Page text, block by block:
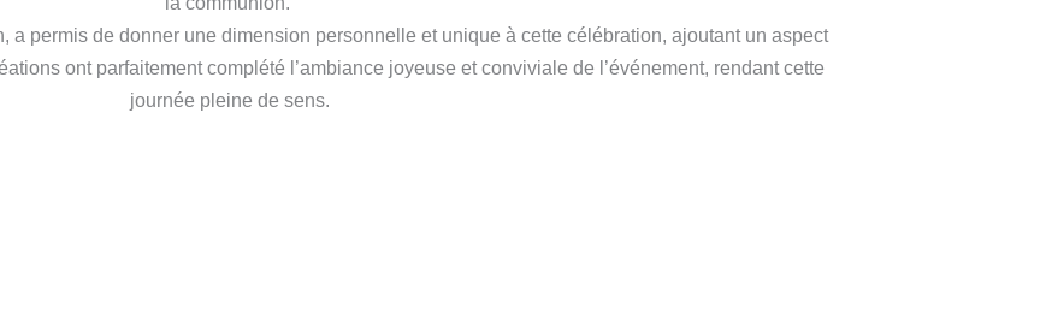
a permis de donner une dimension personnelle et unique à cette célébration, ajoutant un aspect
ont parfaitement complété l’ambiance joyeuse et conviviale de l’événement, rendant cette
journée pleine de sens.